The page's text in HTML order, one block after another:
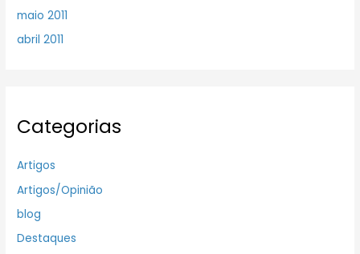
maio 2011
abril 2011
Categorias
Artigos
Artigos/Opinião
blog
Destaques